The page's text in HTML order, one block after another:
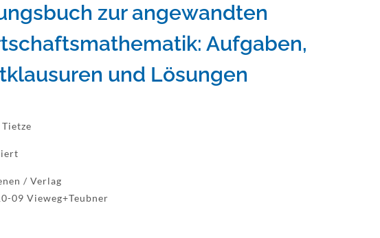
zur angewandten
Aufgaben,
und Lösungen
Tietze
/ Verlag
09 Vieweg+Teubner